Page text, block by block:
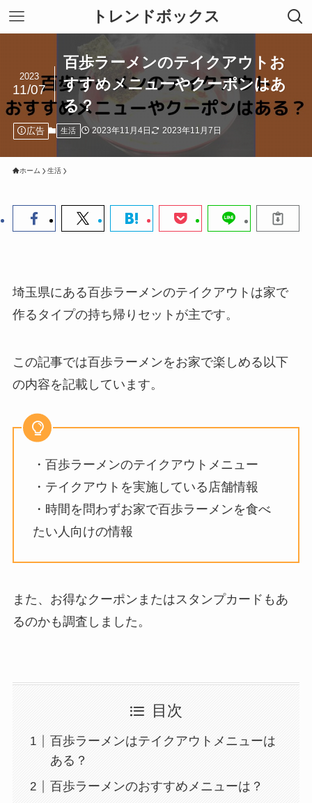
トレンドボックス
百歩ラーメンのテイクアウトお
すすめメニューやクーポンはあ
る？
2023
11/07
広告 生活 2023年11月4日 2023年11月7日
ホーム 生活
埼玉県にある百歩ラーメンのテイクアウトは家で
作るタイプの持ち帰りセットが主です。
この記事では百歩ラーメンをお家で楽しめる以下
の内容を記載しています。
・百歩ラーメンのテイクアウトメニュー
・テイクアウトを実施している店舗情報
・時間を問わずお家で百歩ラーメンを食べ
たい人向けの情報
また、お得なクーポンまたはスタンプカードもあ
るのかも調査しました。
目次
百歩ラーメンはテイクアウトメニューは
ある？
百歩ラーメンのおすすめメニューは？